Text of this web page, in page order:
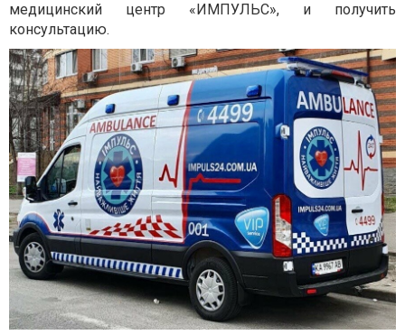
медицинский центр «ИМПУЛЬС», и получить
консультацию.